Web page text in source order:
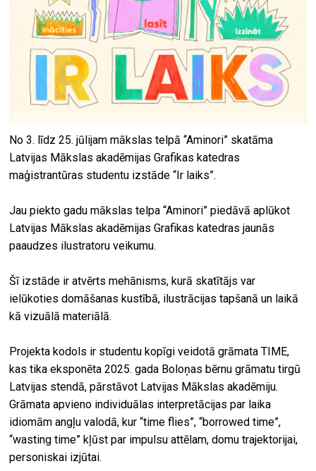
No 3. līdz 25. jūlijam mākslas telpā “Aminori” skatāma
Latvijas Mākslas akadēmijas Grafikas katedras
maģistrantūras studentu izstāde “Ir laiks”.
Jau piekto gadu mākslas telpa “Aminori” piedāvā aplūkot
Latvijas Mākslas akadēmijas Grafikas katedras jaunās
paaudzes ilustratoru veikumu.
Šī izstāde ir atvērts mehānisms, kurā skatītājs var
ielūkoties domāšanas kustībā, ilustrācijas tapšanā un laikā
kā vizuālā materiālā.
Projekta kodols ir studentu kopīgi veidotā grāmata TIME,
kas tika eksponēta 2025. gada Boloņas bērnu grāmatu tirgū
Latvijas stendā, pārstāvot Latvijas Mākslas akadēmiju.
Grāmata apvieno individuālas interpretācijas par laika
idiomām angļu valodā, kur “time flies”, “borrowed time”,
“wasting time” kļūst par impulsu attēlam, domu trajektorijai,
personiskai izjūtai.